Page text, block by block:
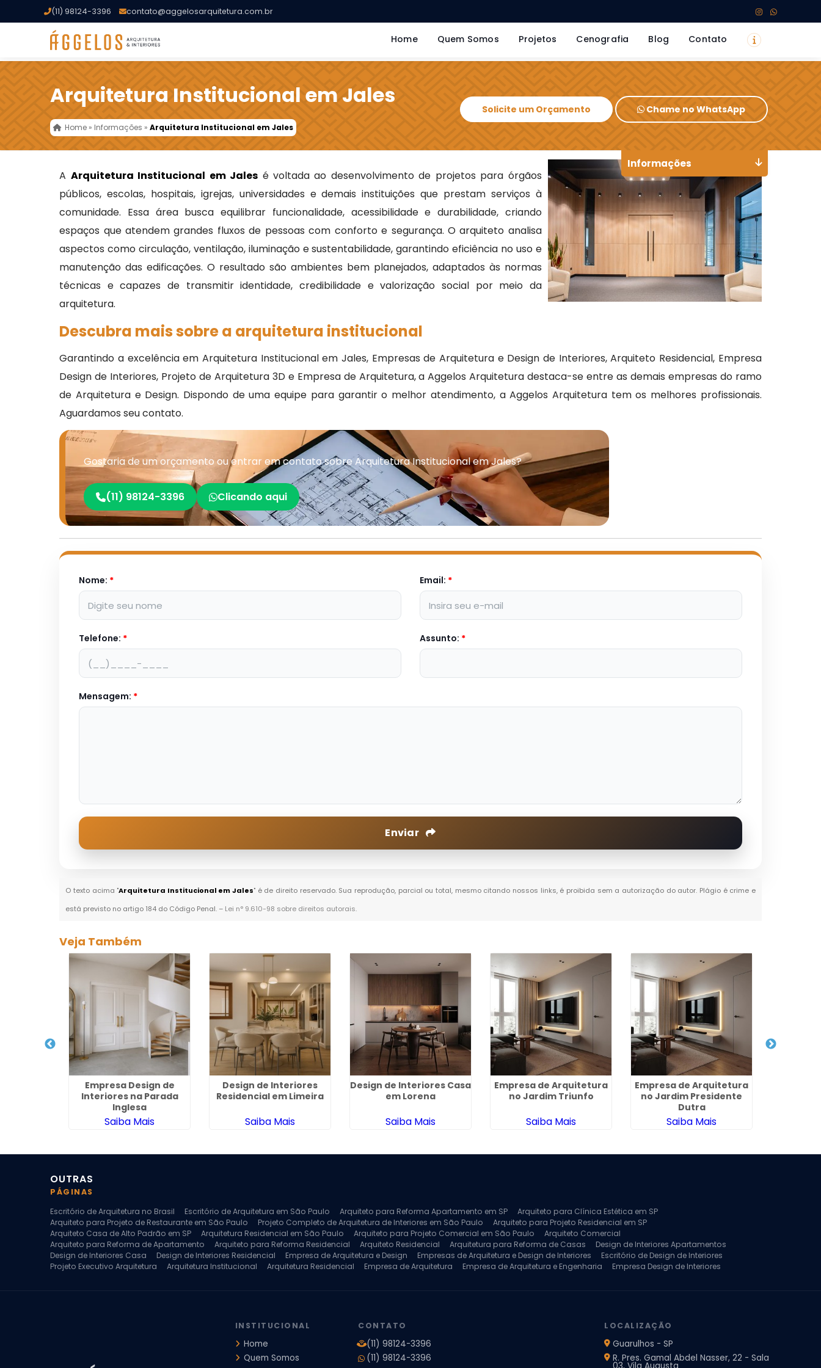
(11) 98124-3396 contato@aggelosarquitetura.com.br
Home Quem Somos Projetos Cenografia Blog Contato
Arquitetura Institucional em Jales
Home » Informações »Arquitetura Institucional em Jales
Solicite um Orçamento Chame no WhatsApp
A Arquitetura Institucional em Jales é voltada ao desenvolvimento de projetos para órgãos
públicos, escolas, hospitais, igrejas, universidades e demais instituições que prestam serviços à
comunidade. Essa área busca equilibrar funcionalidade, acessibilidade e durabilidade, criando
espaços que atendem grandes fluxos de pessoas com conforto e segurança. O arquiteto analisa
aspectos como circulação, ventilação, iluminação e sustentabilidade, garantindo eficiência no uso e
manutenção das edificações. O resultado são ambientes bem planejados, adaptados às normas
técnicas e capazes de transmitir identidade, credibilidade e valorização social por meio da
arquitetura.
Descubra mais sobre a arquitetura institucional
Garantindo a excelência em Arquitetura Institucional em Jales, Empresas de Arquitetura e Design de Interiores, Arquiteto Residencial, Empresa
Design de Interiores, Projeto de Arquitetura 3D e Empresa de Arquitetura, a Aggelos Arquitetura destaca-se entre as demais empresas do ramo
de Arquitetura e Design. Dispondo de uma equipe para garantir o melhor atendimento, a Aggelos Arquitetura tem os melhores profissionais.
Aguardamos seu contato.
Gostaria de um orçamento ou entrar em contato sobre Arquitetura Institucional em Jales?
(11) 98124-3396 Clicando aqui
Nome: * Email: *
Telefone: * Assunto: *
Mensagem: *
Enviar
O texto acima "Arquitetura Institucional em Jales" é de direito reservado. Sua reprodução, parcial ou total, mesmo citando nossos links, é proibida sem a autorização do autor. Plágio é crime e
está previsto no artigo 184 do Código Penal. – Lei n° 9.610-98 sobre direitos autorais.
Informações
Veja Também
Empresa Design de
Interiores na Parada
Inglesa
Saiba Mais
Design de Interiores
Residencial em Limeira
Saiba Mais
Design de Interiores Casa
em Lorena
Saiba Mais
Empresa de Arquitetura
no Jardim Triunfo
Saiba Mais
Empresa de Arquitetura
no Jardim Presidente
Dutra
Saiba Mais
OUTRAS
PÁGINAS
Escritório de Arquitetura no Brasil
Escritório de Arquitetura em São Paulo Arquiteto para Reforma Apartamento em SP
Arquiteto para Clínica Estética em SP
Arquiteto para Projeto de Restaurante em São Paulo
Projeto Completo de Arquitetura de Interiores em São Paulo
Arquiteto para Projeto Residencial em SP
Arquiteto Casa de Alto Padrão em SP
Arquitetura Residencial em São Paulo Arquiteto para Projeto Comercial em São Paulo
Arquiteto Comercial
Arquiteto para Reforma de Apartamento
Arquiteto para Reforma Residencial Arquiteto Residencial Arquitetura para Reforma de Casas
Design de Interiores Apartamentos
Design de Interiores Casa
Design de Interiores Residencial Empresa de Arquitetura e Design Empresas de Arquitetura e Design de Interiores
Escritório de Design de Interiores
Projeto Executivo Arquitetura
Arquitetura Institucional Arquitetura Residencial Empresa de Arquitetura Empresa de Arquitetura e Engenharia
Empresa Design de Interiores
INSTITUCIONAL
Home
Quem Somos
CONTATO
(11) 98124-3396
(11) 98124-3396
LOCALIZAÇÃO
Guarulhos - SP
R. Pres. Gamal Abdel Nasser, 22 - Sala